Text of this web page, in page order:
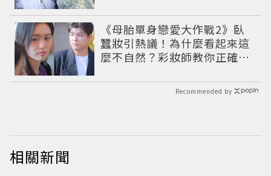
《母胎單身戀愛大作戰2》臥
蠶妝引熱議！為什麼看起來這
麼不自然？彩妝師教你正確畫
Recommended by
相關新聞